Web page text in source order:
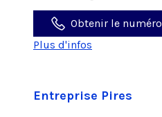
Obtenir le numéro
Plus d'infos
Entreprise Pires